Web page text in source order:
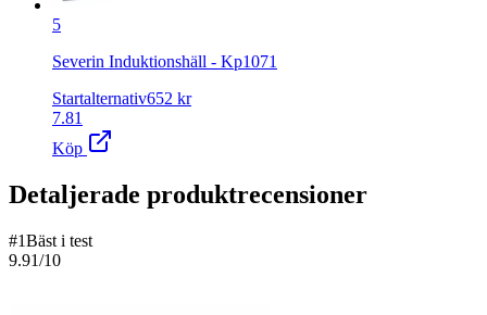
5
Severin Induktionshäll - Kp1071
Startalternativ652 kr
7.81
Köp
Detaljerade produktrecensioner
#1Bäst i test
9.91/10